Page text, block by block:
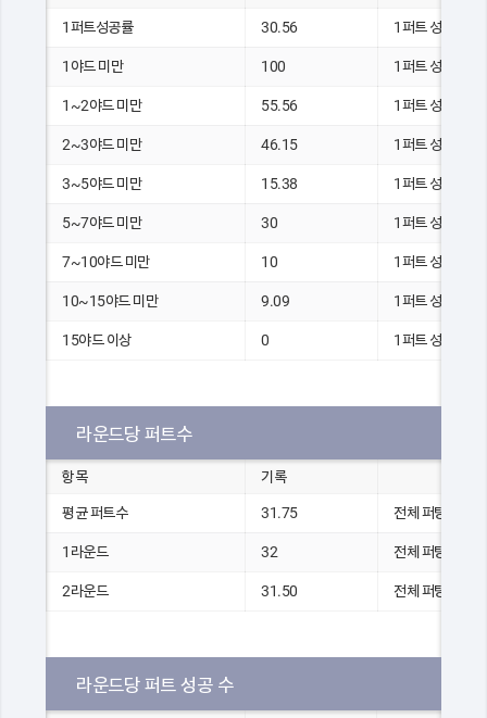
1퍼트성공률 30.56 1퍼트 성공 홀 수
1야드 미만 100 1퍼트 성공 홀 수
1~2야드 미만 55.56 1퍼트 성공 홀 수
2~3야드 미만 46.15 1퍼트 성공 홀 수
3~5야드 미만 15.38 1퍼트 성공 홀 수
5~7야드 미만 30 1퍼트 성공 홀 수
7~10야드 미만 10 1퍼트 성공 홀 수
10~15야드 미만 9.09 1퍼트 성공 홀 수
15야드 이상 0 1퍼트 성공 홀 수
라운드당 퍼트수
항목 기록
평균 퍼트수 31.75 전체 퍼팅 수
1라운드 32 전체 퍼팅 수
2라운드 31.50 전체 퍼팅 수
라운드당 퍼트 성공 수